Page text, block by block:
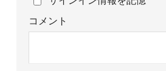
コメント